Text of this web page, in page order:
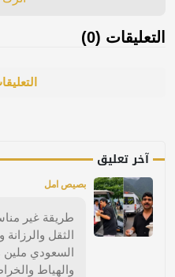
التعليقات (0)
آخر تعليق
بصيص امل
طريقة غير
الثقل
السعودي
والهياط